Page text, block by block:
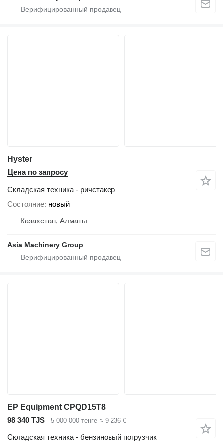
Hyster
Цена по запросу
Складская техника - ричстакер
Состояние новый
Казахстан, Алматы
Asia Machinery Group
EP Equipment CPQD15T8
98 340 TJS
5 000 000 тенге ≈ 9 236 €
Складская техника - бензиновый погрузчик